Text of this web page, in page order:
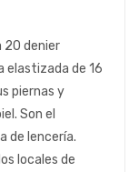
20 denier
elastizada de 16
piernas y
Son el
de lencería.
locales de